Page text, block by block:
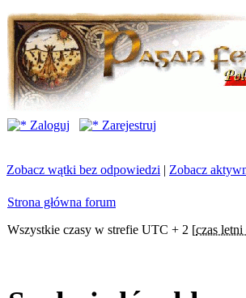
Zaloguj Zarejestruj
Zobacz wątki bez odpowiedzi | Zobacz
Strona główna forum
Wszystkie czasy w strefie UTC + 2 [czas